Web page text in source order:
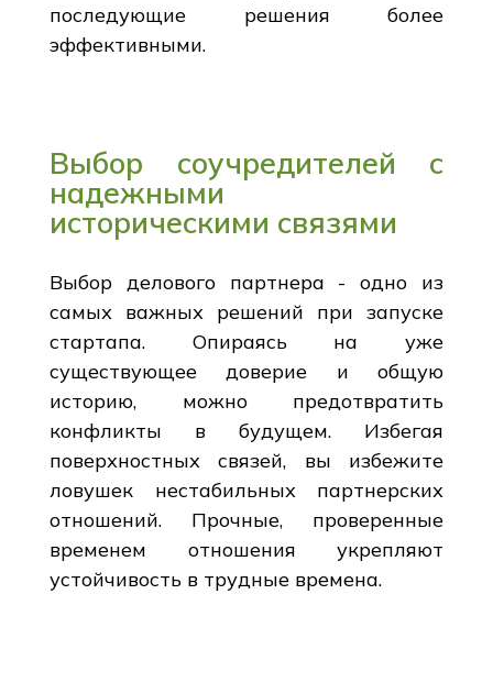
последующие решения более
эффективными.
Выбор соучредителей с
надежными
историческими связями
Выбор делового партнера - одно из
самых важных решений при запуске
стартапа. Опираясь на уже
существующее доверие и общую
историю, можно предотвратить
конфликты в будущем. Избегая
поверхностных связей, вы избежите
ловушек нестабильных партнерских
отношений. Прочные, проверенные
временем отношения укрепляют
устойчивость в трудные времена.